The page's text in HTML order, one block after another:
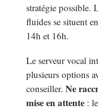
stratégie possible.
fluides se situent
14h et 16h.
Le serveur vocal
plusieurs options
conseiller. Ne
mise en attente :